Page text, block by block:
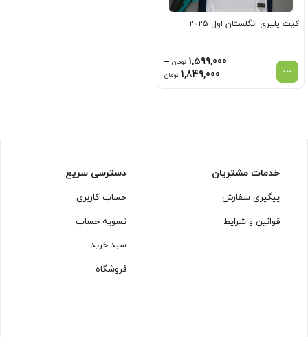
کیت پلیری انگلستان اول 2025
1,599,000 تومان –
1,849,000 تومانمحدوده
خدمات مشتریان
پیگیری سفارش
قوانین و شرایط
دسترسی سریع
حساب کاربری
تسویه حساب
سبد خرید
فروشگاه